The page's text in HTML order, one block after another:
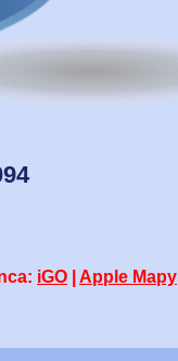
iGO Apple Mapy